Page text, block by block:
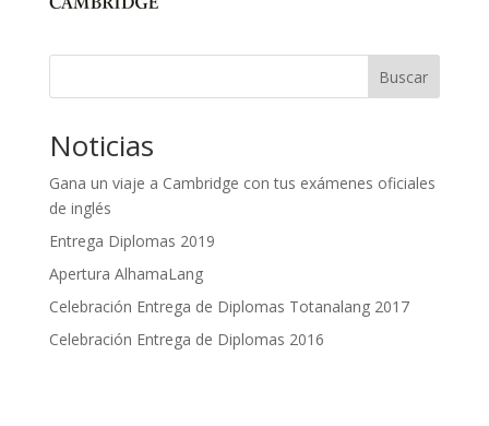
Buscar
Noticias
Gana un viaje a Cambridge con tus exámenes oficiales
de inglés
Entrega Diplomas 2019
Apertura AlhamaLang
Celebración Entrega de Diplomas Totanalang 2017
Celebración Entrega de Diplomas 2016